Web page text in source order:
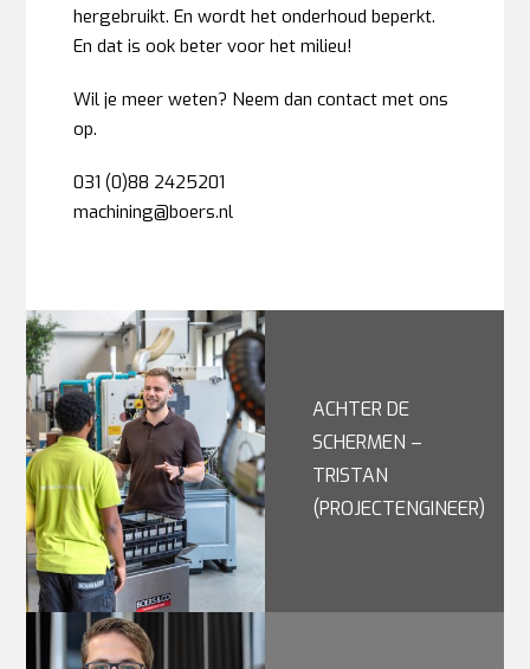
hergebruikt. En wordt het onderhoud beperkt.
En dat is ook beter voor het milieu!
Wil je meer weten? Neem dan contact met ons
op.
031 (0)88 2425201
machining@boers.nl
ACHTER DE
SCHERMEN –
TRISTAN
(PROJECTENGINEER)